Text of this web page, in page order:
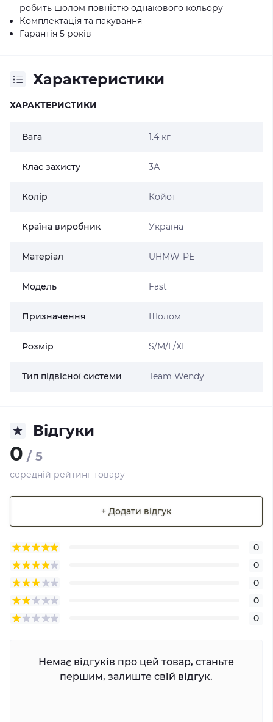
робить шолом повністю однакового кольору
Комплектація та пакування
Гарантія 5 років
Характеристики
ХАРАКТЕРИСТИКИ
Вага 1.4 кг
Клас захисту 3А
Колір Койот
Країна виробник Україна
Матеріал UHMW-PE
Модель Fast
Призначення Шолом
Розмір S/M/L/XL
Тип підвісної системи Team Wendy
Відгуки
0 / 5
середній рейтинг товару
+ Додати відгук
0
0
0
0
0
Немає відгуків про цей товар, станьте
першим, залиште свій відгук.